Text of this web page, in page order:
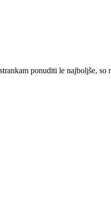
ponuditi le najboljše, so